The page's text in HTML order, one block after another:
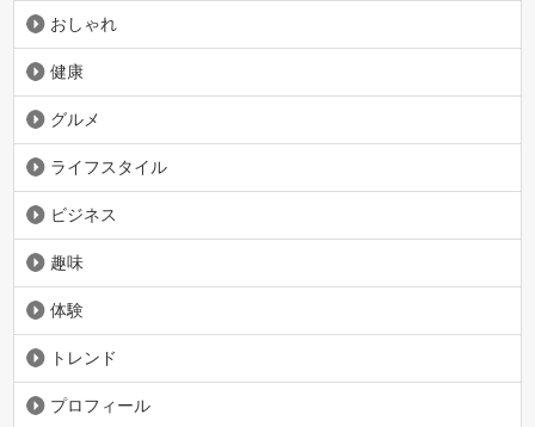
おしゃれ
健康
グルメ
ライフスタイル
ビジネス
趣味
体験
トレンド
プロフィール